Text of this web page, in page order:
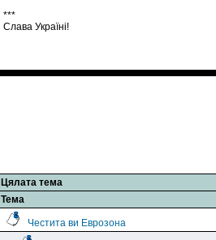
***
Слава Україні!
Цялата тема
Тема
Честита ви Еврозона